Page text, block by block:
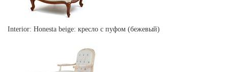
Interior: Honesta beige: кресло с пуфом (бежевый)